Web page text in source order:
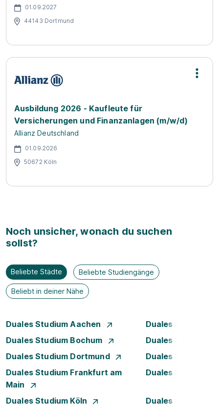
01.09.2027
44143 Dortmund
Ausbildung 2026 - Kaufleute für
Versicherungen und Finanzanlagen (m/w/d)
Allianz Deutschland
01.09.2026
50672 Köln
Noch unsicher, wonach du suchen
sollst?
Beliebte Städte Beliebte Studiengänge
Beliebt in deiner Nähe
Duales Studium Aachen
Duales Studium
Duales Studium Bochum
Duales Studium
Duales Studium Dortmund
Duales Studium
Duales Studium Frankfurt am
Main
Duales Studium
Duales Studium Köln
Duales Studium